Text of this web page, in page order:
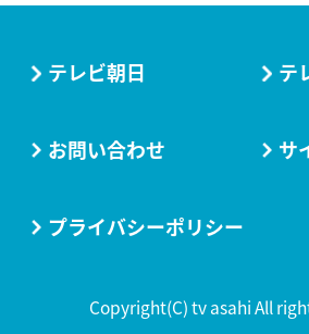
テレビ朝日 テ
お問い合わせ サ
プライバシーポリシー
Copyright(C) tv asahi All